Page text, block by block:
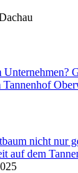
Tannenhof
nicht nur
auf dem